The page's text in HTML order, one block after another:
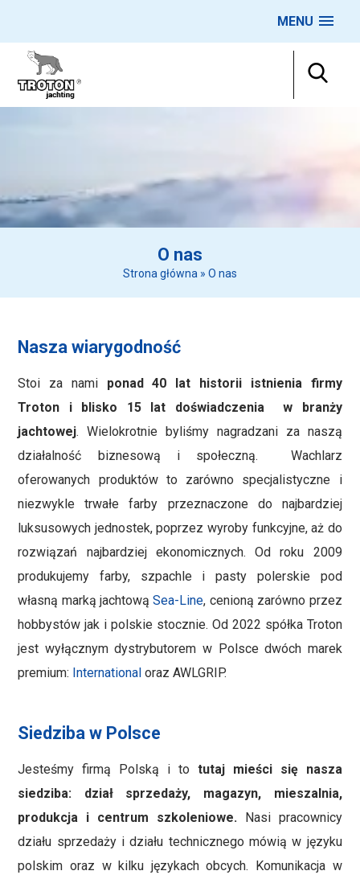
MENU
O nas
Strona główna » O nas
Nasza wiarygodność
Stoi za nami ponad 40 lat historii istnienia firmy
Troton i blisko 15 lat doświadczenia w branży
jachtowej. Wielokrotnie byliśmy nagradzani za naszą
działalność biznesową i społeczną. Wachlarz
oferowanych produktów to zarówno specjalistyczne i
niezwykle trwałe farby przeznaczone do najbardziej
luksusowych jednostek, poprzez wyroby funkcyjne, aż do
rozwiązań najbardziej ekonomicznych. Od roku 2009
produkujemy farby, szpachle i pasty polerskie pod
własną marką jachtowąSea-Line, cenioną zarówno przez
hobbystów jak i polskie stocznie. Od 2022 spółka Troton
jest wyłącznym dystrybutorem w Polsce dwóch marek
premium: International oraz AWLGRIP.
Siedziba w Polsce
Jesteśmy firmą Polską i to tutaj mieści się nasza
siedziba: dział sprzedaży, magazyn, mieszalnia,
produkcja i centrum szkoleniowe.Nasi pracownicy
działu sprzedaży i działu technicznego mówią w języku
polskim oraz w kilku językach obcych. Komunikacja w